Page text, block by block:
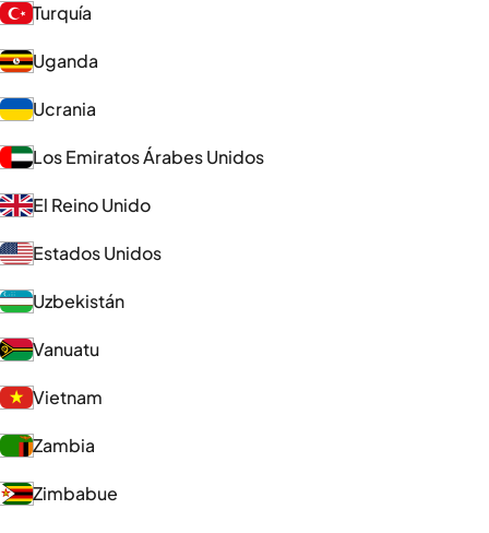
Turquía
Uganda
Ucrania
Los Emiratos Árabes Unidos
El Reino Unido
Estados Unidos
Uzbekistán
Vanuatu
Vietnam
Zambia
Zimbabue